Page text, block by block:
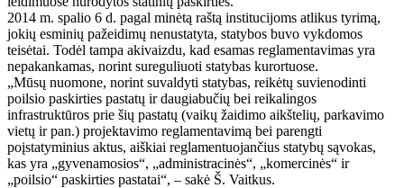
2014 m. spalio 6 d. pagal minėtą raštą institucijoms atlikus tyrimą,
jokių esminių pažeidimų nenustatyta, statybos buvo vykdomos
teisėtai. Todėl tampa akivaizdu, kad esamas reglamentavimas yra
nepakankamas, norint sureguliuoti statybas kurortuose.
„Mūsų nuomone, norint suvaldyti statybas, reikėtų suvienodinti
poilsio paskirties pastatų ir daugiabučių bei reikalingos
infrastruktūros prie šių pastatų (vaikų žaidimo aikštelių, parkavimo
vietų ir pan.) projektavimo reglamentavimą bei parengti
poįstatyminius aktus, aiškiai reglamentuojančius statybų sąvokas,
kas yra „gyvenamosios“, „administracinės“, „komercinės“ ir
„poilsio“ paskirties pastatai“, – sakė Š. Vaitkus.